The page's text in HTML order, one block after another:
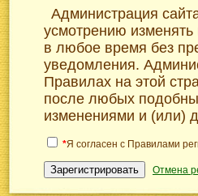
Администрация
усмотрению
в любое время без
уведомления.
Правилах на этой
после любых
изменениями и (или)
*Я согласен с Правилами
Зарегистрировать Отмена